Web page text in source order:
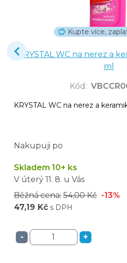
Kupte více,
KRYSTAL WC na nerez a
ml
Kód :
KRYSTAL WC na nerez a
Nakupuji po
Skladem 10+ ks
V úterý 11. 8. u Vás
Běžná cena: 54,00 Kč -13%
47,19 Kč s DPH
- +